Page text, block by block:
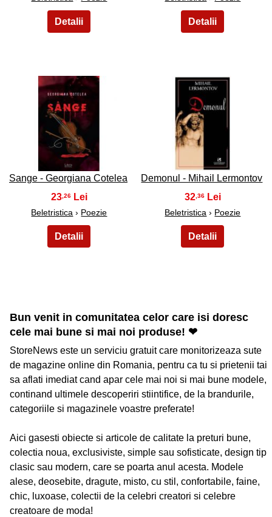
49
Sange - Georgiana Cotelea
23 ,26
Beletristica › Poezie
50
Demonul - Mihail Lermontov
32 ,36
Beletristica › Poezie
Bun venit in comunitatea celor care isi doresc
cele mai bune si mai noi produse! ❤
StoreNews este un serviciu gratuit care monitorizeaza sute
de magazine online din Romania, pentru ca tu si prietenii tai
sa aflati imediat cand apar cele mai noi si mai bune modele,
continand ultimele descoperiri stiintifice, de la brandurile,
categoriile si magazinele voastre preferate!
Aici gasesti obiecte si articole de calitate la preturi bune,
colectia noua, exclusiviste, simple sau sofisticate, design tip
clasic sau modern, care se poarta anul acesta. Modele
alese, deosebite, dragute, misto, cu stil, confortabile, faine,
chic, luxoase, colectii de la celebri creatori si celebre
creatoare de moda!